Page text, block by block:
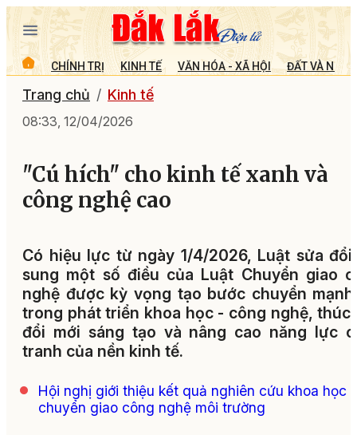
CHÍNH TRỊ KINH TẾ VĂN HÓA - XÃ HỘI ĐẤT VÀ
Trang chủ Kinh tế
08:33, 12/04/2026
"Cú hích" cho kinh tế xanh và
công nghệ cao
Có hiệu lực từ ngày 1/4/2026, Luật sửa
sung một số điều của Luật Chuyển giao
nghệ được kỳ vọng tạo bước chuyển mạnh
trong phát triển khoa học - công nghệ, thúc
đổi mới sáng tạo và nâng cao năng lực
tranh của nền kinh tế.
Hội nghị giới thiệu kết quả nghiên cứu khoa học
chuyển giao công nghệ môi trường